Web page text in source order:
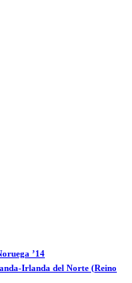
’14
Irlanda del Norte (Reino